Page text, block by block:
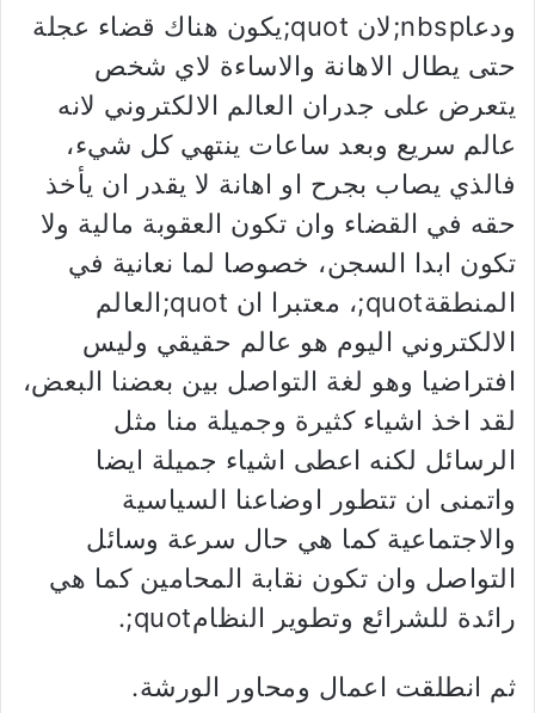
ودعاnbsp;لان quot;يكون هناك قضاء عجلة
حتى يطال الاهانة والاساءة لاي شخص
يتعرض على جدران العالم الالكتروني لانه
عالم سريع وبعد ساعات ينتهي كل شيء،
فالذي يصاب بجرح او اهانة لا يقدر ان يأخذ
حقه في القضاء وان تكون العقوبة مالية ولا
تكون ابدا السجن، خصوصا لما نعانية في
المنطقةquot;، معتبرا ان quot;العالم
الالكتروني اليوم هو عالم حقيقي وليس
افتراضيا وهو لغة التواصل بين بعضنا البعض،
لقد اخذ اشياء كثيرة وجميلة منا مثل
الرسائل لكنه اعطى اشياء جميلة ايضا
واتمنى ان تتطور اوضاعنا السياسية
والاجتماعية كما هي حال سرعة وسائل
التواصل وان تكون نقابة المحامين كما هي
رائدة للشرائع وتطوير النظامquot;.
ثم انطلقت اعمال ومحاور الورشة.